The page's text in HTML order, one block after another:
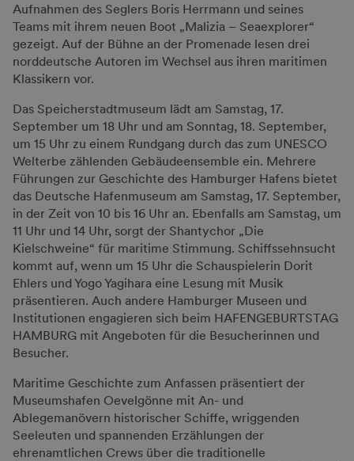
Aufnahmen des Seglers Boris Herrmann und seines
Teams mit ihrem neuen Boot „Malizia – Seaexplorer“
gezeigt. Auf der Bühne an der Promenade lesen drei
norddeutsche Autoren im Wechsel aus ihren maritimen
Klassikern vor.
Das Speicherstadtmuseum lädt am Samstag, 17.
September um 18 Uhr und am Sonntag, 18. September,
um 15 Uhr zu einem Rundgang durch das zum UNESCO
Welterbe zählenden Gebäudeensemble ein. Mehrere
Führungen zur Geschichte des Hamburger Hafens bietet
das Deutsche Hafenmuseum am Samstag, 17. September,
in der Zeit von 10 bis 16 Uhr an. Ebenfalls am Samstag, um
11 Uhr und 14 Uhr, sorgt der Shantychor „Die
Kielschweine“ für maritime Stimmung. Schiffssehnsucht
kommt auf, wenn um 15 Uhr die Schauspielerin Dorit
Ehlers und Yogo Yagihara eine Lesung mit Musik
präsentieren. Auch andere Hamburger Museen und
Institutionen engagieren sich beim HAFENGEBURTSTAG
HAMBURG mit Angeboten für die Besucherinnen und
Besucher.
Maritime Geschichte zum Anfassen präsentiert der
Museumshafen Oevelgönne mit An- und
Ablegemanövern historischer Schiffe, wriggenden
Seeleuten und spannenden Erzählungen der
ehrenamtlichen Crews über die traditionelle